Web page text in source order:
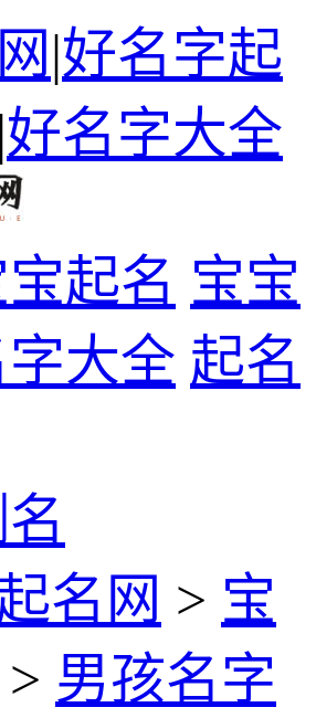
|好名字起
|好名字大全
起名 宝宝
大全 起名
名网 > 宝
> 男孩名字